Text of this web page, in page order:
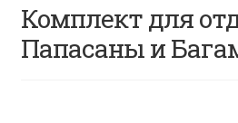
Ротанг оптом
Комплект для
Папасаны и